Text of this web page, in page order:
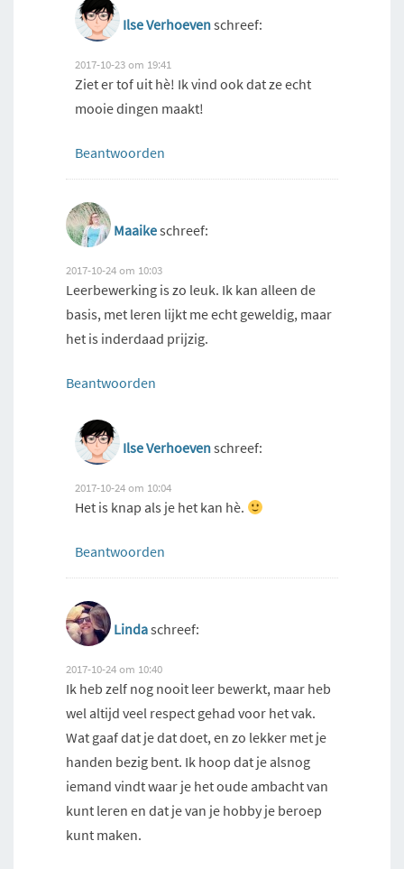
Ilse Verhoevenschreef:
2017-10-23 om 19:41
Ziet er tof uit hè! Ik vind ook dat ze echt
mooie dingen maakt!
Beantwoorden
Maaikeschreef:
2017-10-24 om 10:03
Leerbewerking is zo leuk. Ik kan alleen de
basis, met leren lijkt me echt geweldig, maar
het is inderdaad prijzig.
Beantwoorden
Ilse Verhoevenschreef:
2017-10-24 om 10:04
Het is knap als je het kan hè.
Beantwoorden
Lindaschreef:
2017-10-24 om 10:40
Ik heb zelf nog nooit leer bewerkt, maar heb
wel altijd veel respect gehad voor het vak.
Wat gaaf dat je dat doet, en zo lekker met je
handen bezig bent. Ik hoop dat je alsnog
iemand vindt waar je het oude ambacht van
kunt leren en dat je van je hobby je beroep
kunt maken.